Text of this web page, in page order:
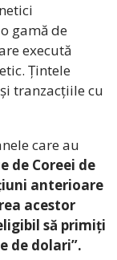
gamă de
execută
Țintele
tranzacțiile cu
care au
de Coreei de
anterioare
acestor
să primiți
de dolari”.